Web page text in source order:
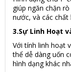
giúp ngăn chặn
nước, và các
3.Sự Linh Hoạt
Với tính linh hoạt
thể dễ dàng uốn
hình dạng khác